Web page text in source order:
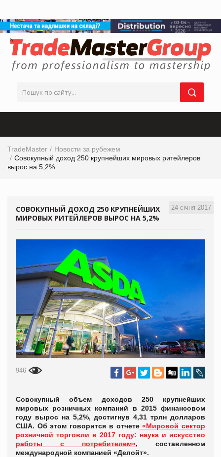
TradeMaster
Новости за рубежем
Совокупный доход 250 крупнейших мировых ритейлеров
вырос на 5,2%
24 січня 2017
СОВОКУПНЫЙ ДОХОД 250 КРУПНЕЙШИХ
МИРОВЫХ РИТЕЙЛЕРОВ ВЫРОС НА 5,2%
946
Совокупный объем доходов 250 крупнейших
мировых розничных компаний в 2015 финансовом
году вырос на 5,2%, достигнув 4,31 трлн долларов
США. Об этом говорится в отчете«Мировой сектор
розничной торговли в 2017 году: наука и искусство
работы с потребителем», составленном
международной компанией «Делойт».